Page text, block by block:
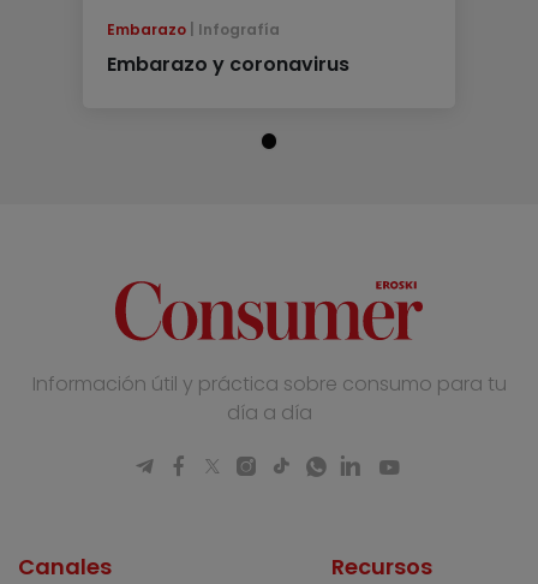
Embarazo Infografía
Embarazo y coronavirus
Información útil y práctica sobre consumo para tu
día a día
Canales Recursos